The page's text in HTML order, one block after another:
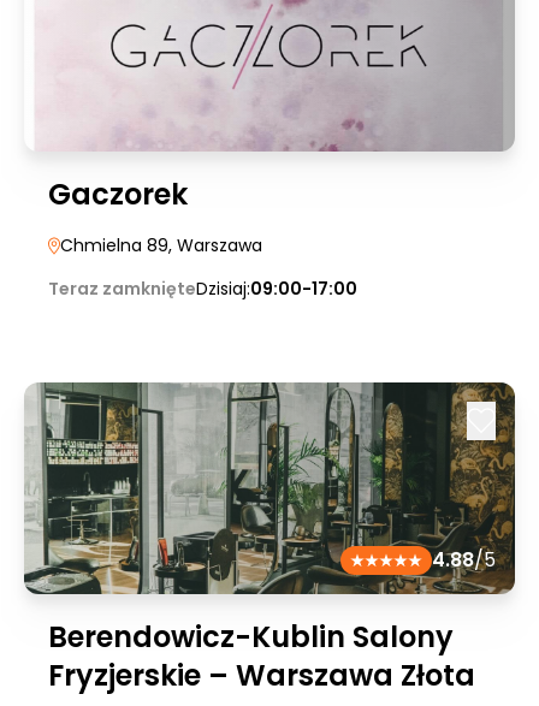
Gaczorek
Chmielna 89, Warszawa
Teraz zamknięteDzisiaj:09:00-17:00
4.88/5
Berendowicz-Kublin Salony
Fryzjerskie – Warszawa Złota